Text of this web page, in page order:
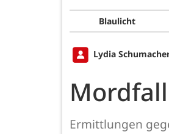
Blaulicht
Lydia
Ermittlungen